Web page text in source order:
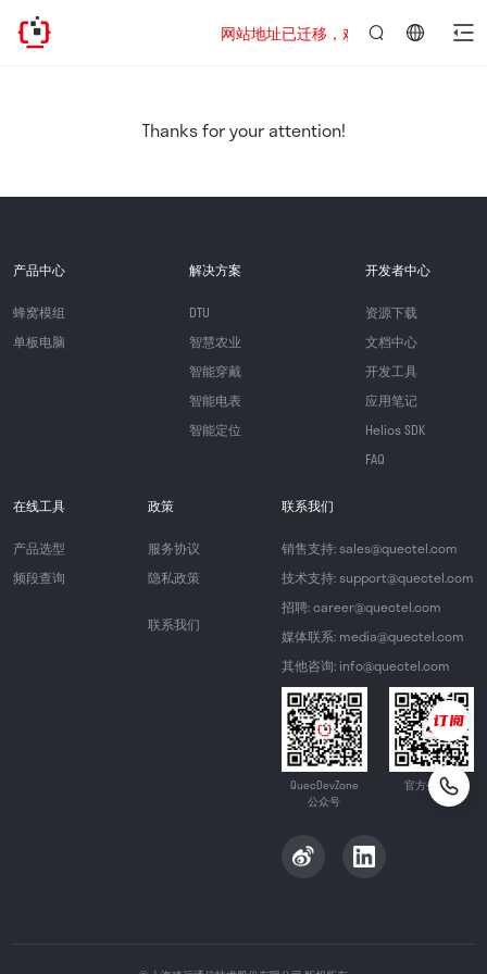
网站地址已迁移，欢迎访问新址：
Thanks for your attention!
产品中心
蜂窝模组
单板电脑
解决方案
DTU
智慧农业
智能穿戴
智能电表
智能定位
开发者中心
资源下载
文档中心
开发工具
应用笔记
Helios SDK
FAQ
在线工具
产品选型
频段查询
政策
服务协议
隐私政策
联系我们
联系我们
销售支持: sales@quectel.com
技术支持: support@quectel.com
招聘: career@quectel.com
媒体联系: media@quectel.com
其他咨询: info@quectel.com
QuecDevZone
公众号
官方公众号